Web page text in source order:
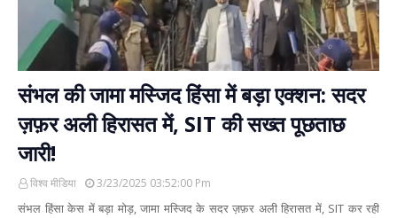
संभल की जामा मस्जिद हिंसा में बड़ा एक्शन: सदर
ज़फ़र अली हिरासत में, SIT की सख्त पूछताछ
जारी!
विश्व मीडिया 3/23/2025 03:52:00 Pm
संभल हिंसा केस में बड़ा मोड़, जामा मस्जिद के सदर ज़फ़र अली हिरासत में, SIT कर रही